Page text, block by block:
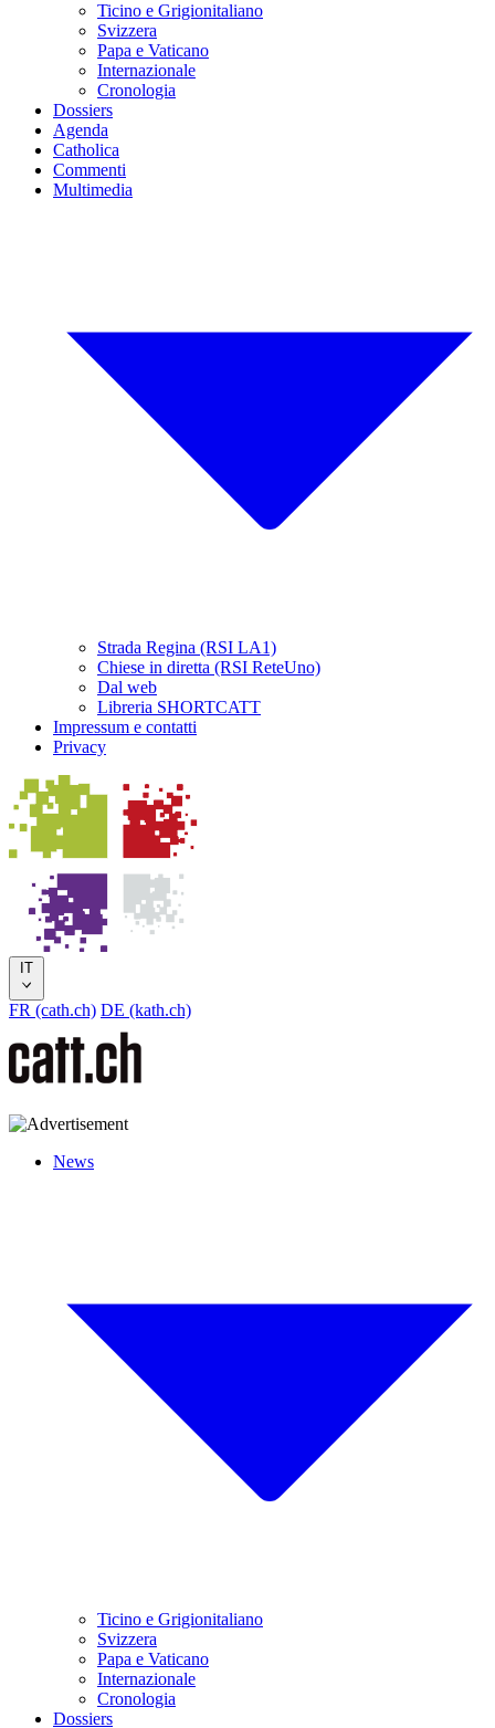
Ticino e Grigionitaliano
Svizzera
Papa e Vaticano
Internazionale
Cronologia
Dossiers
Agenda
Catholica
Commenti
Multimedia
Strada Regina (RSI LA1)
Chiese in diretta (RSI ReteUno)
Dal web
Libreria SHORTCATT
Impressum e contatti
Privacy
IT
FR (cath.ch) DE (kath.ch)
News
Ticino e Grigionitaliano
Svizzera
Papa e Vaticano
Internazionale
Cronologia
Dossiers